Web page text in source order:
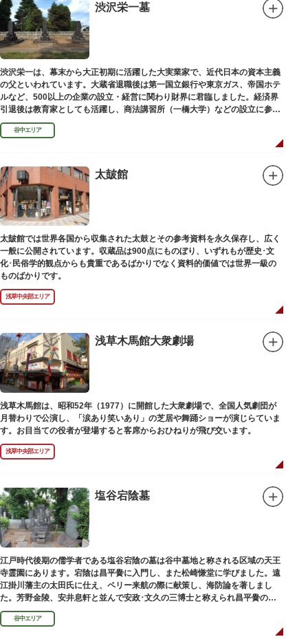
渋沢栄一墓
渋沢栄一は、幕末から大正初期に活躍した大実業家で、近代日本の資本主義
の父といわれています。大蔵省退職後は第一国立銀行や東京ガス、帝国ホテ
ルなど、500以上の企業の設立・経営に関わり財界に君臨しました。経済界
引退後は教育家としても活躍し、商法講習所（一橋大学）などの設立に参画
しました。お墓は谷中霊園にあります。
谷中エリア
太皷館
太皷館では世界各国から収集された太鼓とその参考資料を永久保存し、広く
一般に公開されています。収蔵品は900点にものぼり、いずれもが歴史･文
化･民俗学的観点からも貴重であるばかりでなく資料的価値では世界一級の
ものばかりです。
浅草中央部エリア
浅草木馬館大衆劇場
浅草木馬館は、昭和52年（1977）に開館した大衆劇場で、全国人気劇団が
月替わりで公演し、「涙あり笑いあり」の芝居や舞踊ショーが演じらていま
す。お目当ての役者が登場すると客席からおひねりが飛び交います。
浅草中央部エリア
塩谷宕陰墓
江戸時代後期の儒学者である塩谷宕陰の墓は谷中墓地と称される区域の天王
寺霊園にあります。宕陰は昌平黌に入門し、また松崎慊堂に学びました。遠
江掛川藩主の太田氏に仕え、ペリー来航の際に献策し、海防論を著しまし
た。芳野金陵、安井息軒と並んで安政･文久の三博士と称えられ昌平黌の教
授として多くの文人を育て、慶応3年 （1867）に没しました。
谷中エリア